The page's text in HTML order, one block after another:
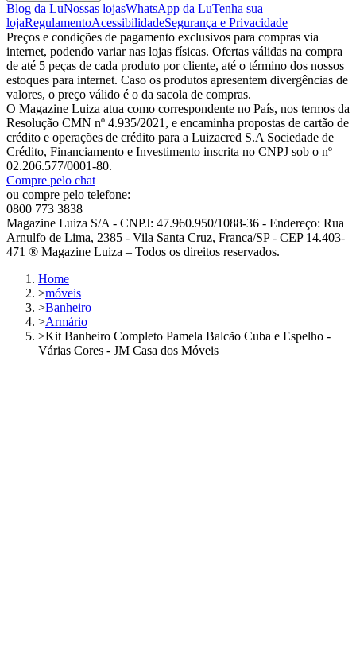
Blog da LuNossas lojasWhatsApp da LuTenha sua
lojaRegulamentoAcessibilidadeSegurança e Privacidade
Preços e condições de pagamento exclusivos para compras via
internet, podendo variar nas lojas físicas. Ofertas válidas na compra
de até 5 peças de cada produto por cliente, até o término dos nossos
estoques para internet. Caso os produtos apresentem divergências de
valores, o preço válido é o da sacola de compras.
O Magazine Luiza atua como correspondente no País, nos termos da
Resolução CMN nº 4.935/2021, e encaminha propostas de cartão de
crédito e operações de crédito para a Luizacred S.A Sociedade de
Crédito, Financiamento e Investimento inscrita no CNPJ sob o nº
02.206.577/0001-80.
Compre pelo chat
ou compre pelo telefone:
0800 773 3838
Magazine Luiza S/A - CNPJ: 47.960.950/1088-36 - Endereço: Rua
Arnulfo de Lima, 2385 - Vila Santa Cruz, Franca/SP - CEP 14.403-
471 ® Magazine Luiza – Todos os direitos reservados.
Home
>móveis
>Banheiro
>Armário
>Kit Banheiro Completo Pamela Balcão Cuba e Espelho -
Várias Cores - JM Casa dos Móveis